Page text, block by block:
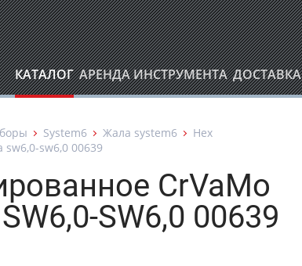
КАТАЛОГ АРЕНДА ИНСТРУМЕНТА ДОСТАВКА
System6 Жала system6
Hex
sw6,0 00639
CrVaMo
SW6,0 00639